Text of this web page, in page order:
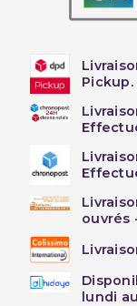
Pickup.
ouvrés
lundi